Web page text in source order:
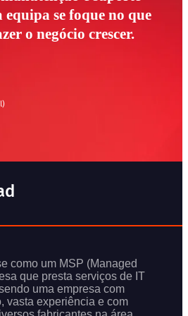
equipa se foque no que
o negócio crescer.
como um MSP (Managed
que presta serviços de IT
uma empresa com
vasta experiência e com